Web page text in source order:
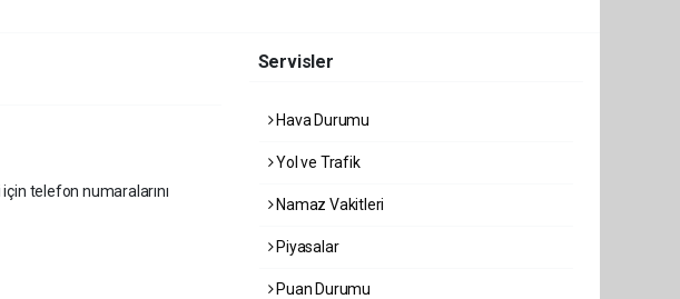
telefon numaralarını
Servisler
Hava Durumu
Yol ve Trafik
Namaz Vakitleri
Piyasalar
Puan Durumu